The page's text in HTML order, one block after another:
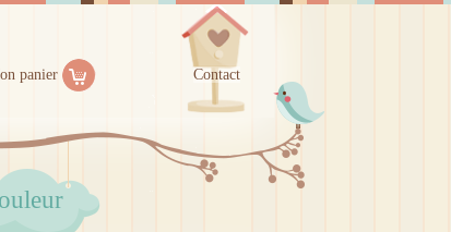
panier Contact